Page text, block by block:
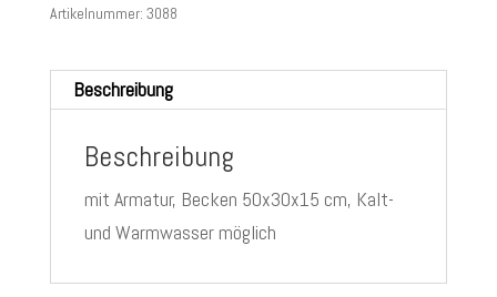
Artikelnummer: 3088
Beschreibung
Beschreibung
mit Armatur, Becken 50x30x15 cm, Kalt-
und Warmwasser möglich